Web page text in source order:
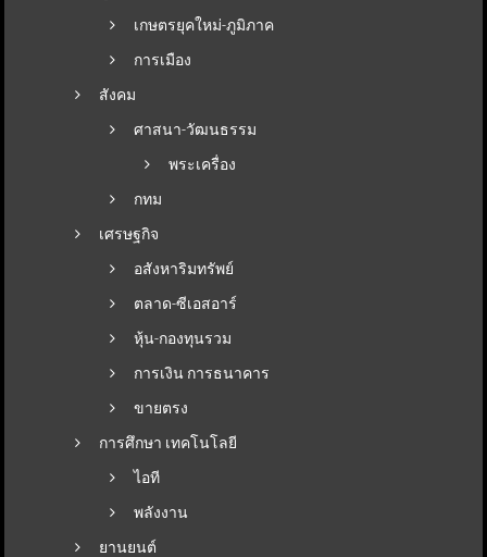
เกษตรยุคใหม่-ภูมิภาค
การเมือง
สังคม
ศาสนา-วัฒนธรรม
พระเครื่อง
กทม
เศรษฐกิจ
อสังหาริมทรัพย์
ตลาด-ซีเอสอาร์
หุ้น-กองทุนรวม
การเงิน การธนาคาร
ขายตรง
การศึกษา เทคโนโลยี
ไอที
พลังงาน
ยานยนต์